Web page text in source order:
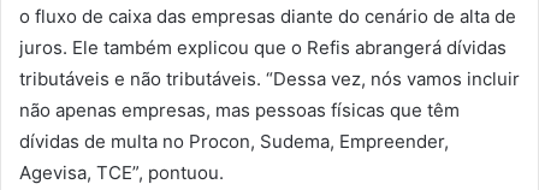
o fluxo de caixa das empresas diante do cenário de alta de
juros. Ele também explicou que o Refis abrangerá dívidas
tributáveis e não tributáveis. “Dessa vez, nós vamos incluir
não apenas empresas, mas pessoas físicas que têm
dívidas de multa no Procon, Sudema, Empreender,
Agevisa, TCE”, pontuou.